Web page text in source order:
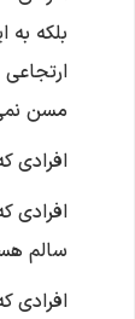
بلکه
مسن
افرادی
افرادی
سالم
افرادی